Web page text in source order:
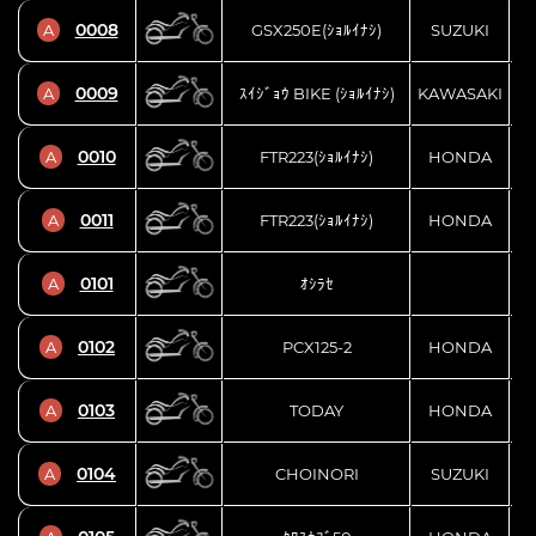
A 0008 GSX250E(ｼｮﾙｲﾅｼ) SUZUKI
A 0009 ｽｲｼﾞｮｳ BIKE (ｼｮﾙｲﾅｼ) KAWASAKI
A 0010 FTR223(ｼｮﾙｲﾅｼ) HONDA
A 0011 FTR223(ｼｮﾙｲﾅｼ) HONDA
A 0101 ｵｼﾗｾ
A 0102 PCX125-2 HONDA
A 0103 TODAY HONDA
A 0104 CHOINORI SUZUKI